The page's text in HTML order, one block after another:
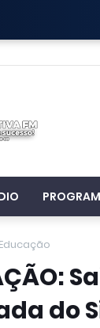
Educação
do